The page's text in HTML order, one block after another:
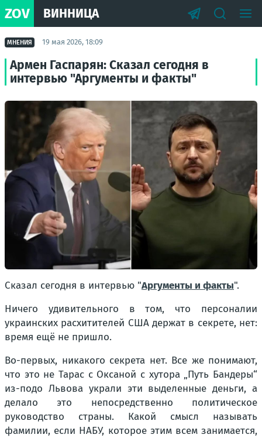
ZOV ВИННИЦА
МНЕНИЯ 19 мая 2026, 18:09
Армен Гаспарян: Сказал сегодня в
интервью "Аргументы и факты"
Сказал сегодня в интервью "Аргументы и факты".
Ничего удивительного в том, что персоналии
украинских расхитителей США держат в секрете, нет:
время ещё не пришло.
Во-первых, никакого секрета нет. Все же понимают,
что это не Тарас с Оксаной с хутора „Путь Бандеры“
из-подо Львова украли эти выделенные деньги, а
делало это непосредственно политическое
руководство страны. Какой смысл называть
фамилии, если НАБУ, которое этим всем занимается,